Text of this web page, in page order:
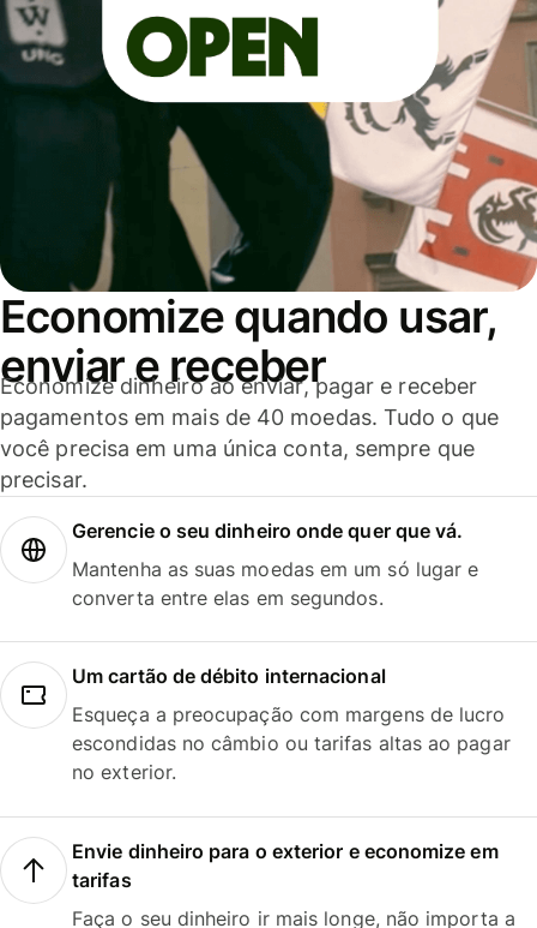
Economize quando usar,
enviar e receber
Economize dinheiro ao enviar, pagar e receber
pagamentos em mais de 40 moedas. Tudo o que
você precisa em uma única conta, sempre que
precisar.
Gerencie o seu dinheiro onde quer que vá.
Mantenha as suas moedas em um só lugar e
converta entre elas em segundos.
Um cartão de débito internacional
Esqueça a preocupação com margens de lucro
escondidas no câmbio ou tarifas altas ao pagar
no exterior.
Envie dinheiro para o exterior e economize em
tarifas
Faça o seu dinheiro ir mais longe, não importa a